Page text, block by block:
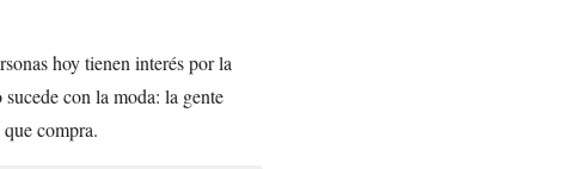
hoy tienen interés por la
con la moda: la gente
compra.